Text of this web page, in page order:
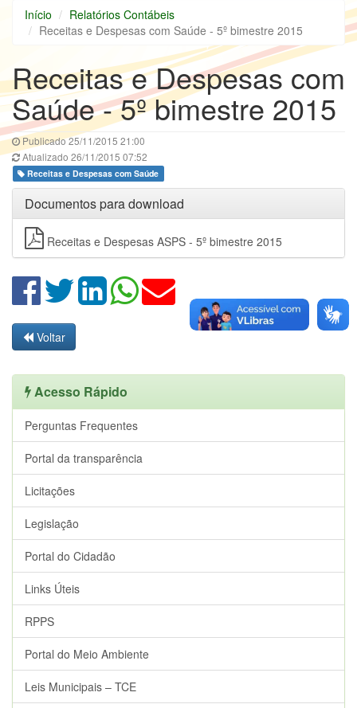
Início
Relatórios Contábeis
Receitas e Despesas com Saúde - 5º bimestre 2015
Receitas e Despesas com
Saúde - 5º bimestre 2015
Publicado 25/11/2015 21:00
Atualizado 26/11/2015 07:52
Receitas e Despesas com Saúde
Documentos para download
Receitas e Despesas ASPS - 5º bimestre 2015
Voltar
Acesso Rápido
Perguntas Frequentes
Portal da transparência
Licitações
Legislação
Portal do Cidadão
Links Úteis
RPPS
Portal do Meio Ambiente
Leis Municipais – TCE